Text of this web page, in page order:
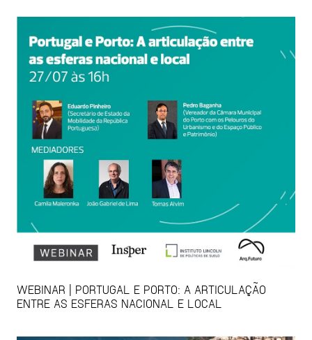
WEBINAR | PORTUGAL E PORTO: A ARTICULAÇÃO
ENTRE AS ESFERAS NACIONAL E LOCAL